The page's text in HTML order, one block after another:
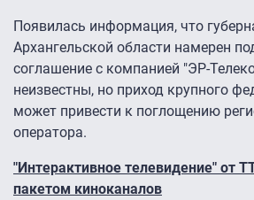
Появилась информация, что
Архангельской области намерен
соглашение с компанией "ЭР-
неизвестны, но приход крупного
может привести к поглощению
оператора.
"Интерактивное телевидение" от
пакетом киноканалов